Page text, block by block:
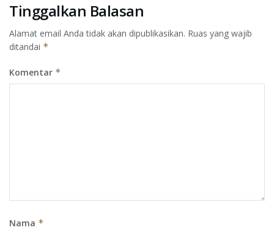
Tinggalkan Balasan
Alamat email Anda tidak akan dipublikasikan. Ruas yang wajib
ditandai *
Komentar *
Nama *